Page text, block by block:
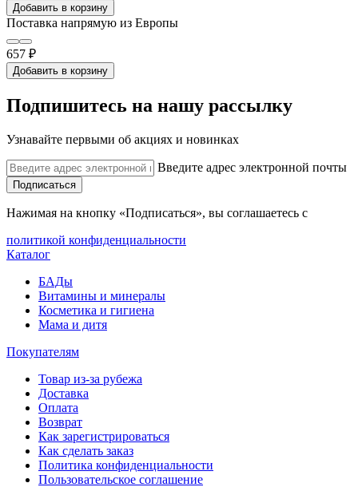
Добавить в корзину
Поставка напрямую из Европы
657 ₽
Добавить в корзину
Подпишитесь на нашу рассылку
Узнавайте первыми об акциях и новинках
Введите адрес электронной почты
Подписаться
Нажимая на кнопку «Подписаться», вы соглашаетесь с
политикой конфиденциальности
Каталог
БАДы
Витамины и минералы
Косметика и гигиена
Мама и дитя
Покупателям
Товар из-за рубежа
Доставка
Оплата
Возврат
Как зарегистрироваться
Как сделать заказ
Политика конфиденциальности
Пользовательское соглашение